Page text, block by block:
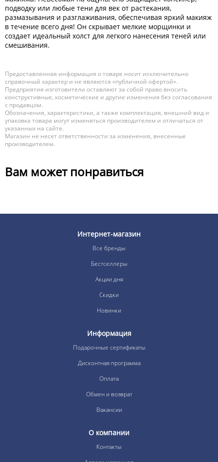
подводку или любые тени для век от растекания,
размазывания и разглаживания, обеспечивая яркий макияж
в течение всего дня! Он скрывает мелкие морщинки и
создает идеальный холст для легкого нанесения теней или
смешивания.
Предоставленная информация о товаре носит исключительно
справочный характер и не являются «публичной офертой».
Предприятия изготовители оставляют за собой право вносить
конструктивные, косметические и другие изменения без согласования
с продавцом.
Обозначения, характеристики, а также комплектация, внешний вид и
упаковка товара могут изменяться производителем и отличаться от
указанных на сайте.
Магазин не несет ответственности за изменения, внесенные
производителем.
Вам может понравиться
Интернет-магазин
Все бренды
Бестселлеры
Акции дня
Скидки
Новинки
Информация
Подарочные сертификаты
Дисконтная программа
Оплата
Обмен и возврат
Вакансии
О компании
Контакты